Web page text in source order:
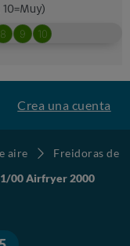
Crea una cuenta
aire
Freidoras de
00 Airfryer 2000